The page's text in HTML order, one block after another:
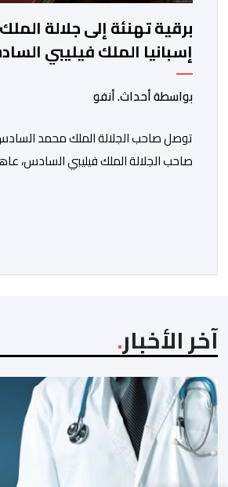
برقية تهنئة إلى جلالة
إسبانيا الملك فيليبي
عيد العرش المجيد
بواسطة أحداث. أنفو
توصل صاحب الجلالة الملك محمد
صاحب الجلالة الملك فيليبي السادس،
الملك، وبالمزيد من الازدهار والرفاه
آخر الأخبار